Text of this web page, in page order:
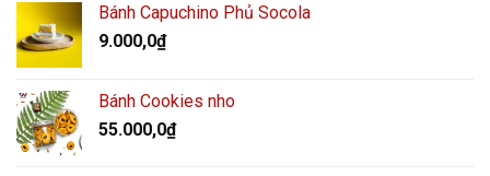
Bánh Capuchino Phủ Socola
9.000,0₫
Bánh Cookies nho
55.000,0₫